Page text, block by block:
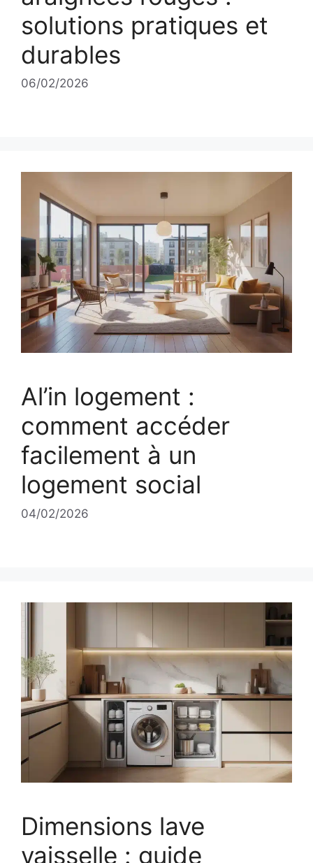
solutions pratiques et
durables
06/02/2026
Al’in logement :
comment accéder
facilement à un
logement social
04/02/2026
Dimensions lave
vaisselle : guide